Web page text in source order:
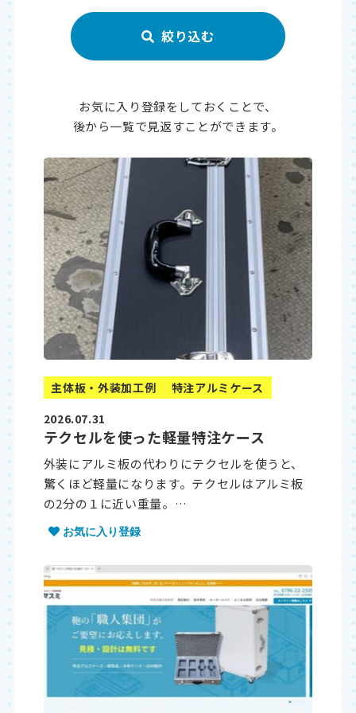
お気に入り登録をしておくことで、
後から一覧で見返すことができます。
主体板・外装加工例
特注アルミケース
2026.07.31
テクセルを使った軽量特注ケース
外装にアルミ板の代わりにテクセルを使うと、
驚くほど軽量になります。テクセルはアルミ板
の2分の１に近い重量。…
お気に入り登録